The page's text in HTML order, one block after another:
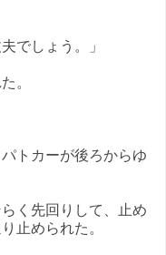
でしょう。」
。
トカーが後ろからゆ
く先回りして、止め
止められた。